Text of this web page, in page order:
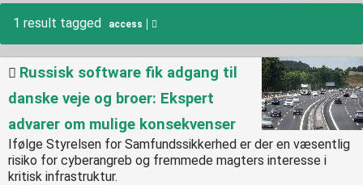
1 result tagged access
Russisk software fik adgang til
danske veje og broer: Ekspert
advarer om mulige konsekvenser
Ifølge Styrelsen for Samfundssikkerhed er der en væsentlig
risiko for cyberangreb og fremmede magters interesse i
kritisk infrastruktur.